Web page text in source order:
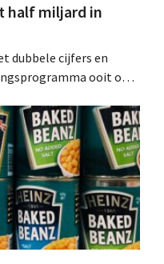
half miljard in
dubbele cijfers en
ooit om